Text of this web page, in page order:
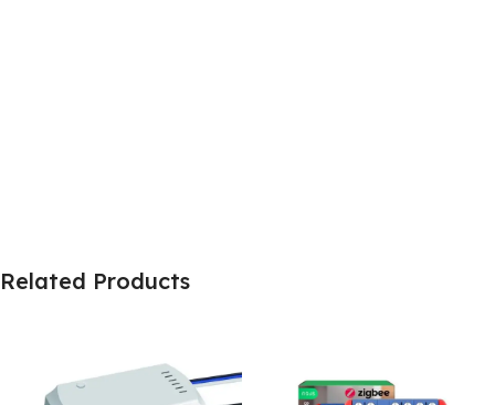
Related Products